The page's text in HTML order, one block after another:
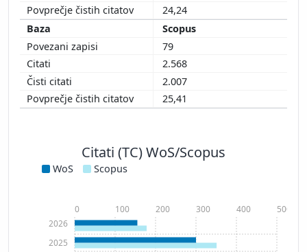
24,24
Scopus
79
2.568
2.007
25,41
Citati (TC) WoS/Scopus
WoS Scopus
2025
2026
0 100 200 300 400 500